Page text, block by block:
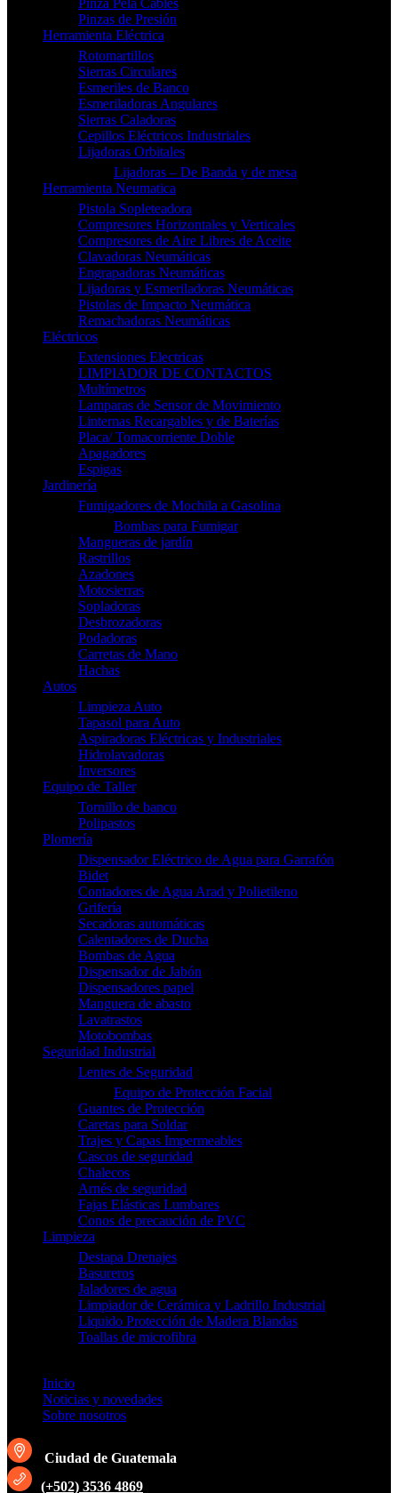
Pinza Pela Cables
Pinzas de Presión
Herramienta Eléctrica
Rotomartillos
Sierras Circulares
Esmeriles de Banco
Esmeriladoras Angulares
Sierras Caladoras
Cepillos Eléctricos Industriales
Lijadoras Orbitales
Lijadoras – De Banda y de mesa
Herramienta Neumatica
Pistola Sopleteadora
Compresores Horizontales y Verticales
Compresores de Aire Libres de Aceite
Clavadoras Neumáticas
Engrapadoras Neumáticas
Lijadoras y Esmeriladoras Neumáticas
Pistolas de Impacto Neumática
Remachadoras Neumáticas
Eléctricos
Extensiones Electricas
LIMPIADOR DE CONTACTOS
Multímetros
Lamparas de Sensor de Movimiento
Linternas Recargables y de Baterías
Placa/ Tomacorriente Doble
Apagadores
Espigas
Jardinería
Fumigadores de Mochila a Gasolina
Bombas para Fumigar
Mangueras de jardín
Rastrillos
Azadones
Motosierras
Sopladoras
Desbrozadoras
Podadoras
Carretas de Mano
Hachas
Autos
Limpieza Auto
Tapasol para Auto
Aspiradoras Eléctricas y Industriales
Hidrolavadoras
Inversores
Equipo de Taller
Tornillo de banco
Polipastos
Plomería
Dispensador Eléctrico de Agua para Garrafón
Bidet
Contadores de Agua Arad y Polietileno
Grifería
Secadoras automáticas
Calentadores de Ducha
Bombas de Agua
Dispensador de Jabón
Dispensadores papel
Manguera de abasto
Lavatrastos
Motobombas
Seguridad Industrial
Lentes de Seguridad
Equipo de Protección Facial
Guantes de Protección
Caretas para Soldar
Trajes y Capas Impermeables
Cascos de seguridad
Chalecos
Arnés de seguridad
Fajas Elásticas Lumbares
Conos de precaución de PVC
Limpieza
Destapa Drenajes
Basureros
Jaladores de agua
Limpiador de Cerámica y Ladrillo Industrial
Liquido Protección de Madera Blandas
Toallas de microfibra
Inicio
Noticias y novedades
Sobre nosotros
Ciudad de Guatemala
(+502) 3536 4869